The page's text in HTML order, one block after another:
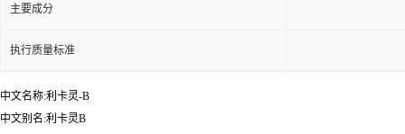
主要成分
执行质量标准
中文名称:利卡灵-B
中文别名:利卡灵B